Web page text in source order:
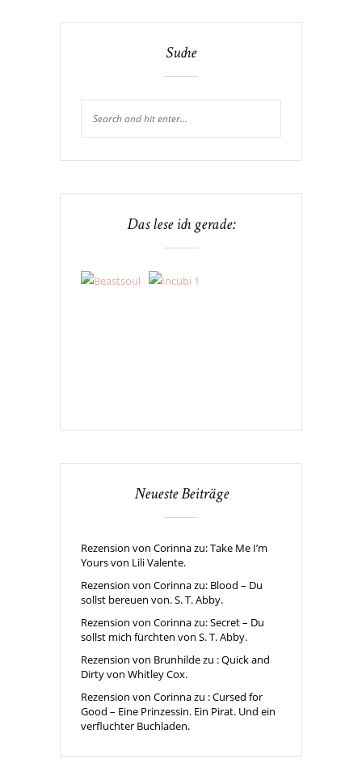
Suche
Das lese ich gerade:
Neueste Beiträge
Rezension von Corinna zu: Take Me I’m
Yours von Lili Valente.
Rezension von Corinna zu: Blood – Du
sollst bereuen von. S. T. Abby.
Rezension von Corinna zu: Secret – Du
sollst mich fürchten von S. T. Abby.
Rezension von Brunhilde zu : Quick and
Dirty von Whitley Cox.
Rezension von Corinna zu : Cursed for
Good – Eine Prinzessin. Ein Pirat. Und ein
verfluchter Buchladen.